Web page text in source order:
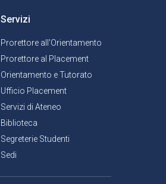
Servizi
Prorettore all'Orientamento
Prorettore al Placement
Orientamento e Tutorato
Ufficio Placement
Servizi di Ateneo
Biblioteca
Segreterie Studenti
Sedi